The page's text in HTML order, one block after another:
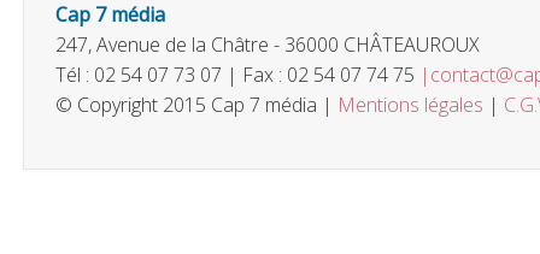
Cap 7 média
247, Avenue de la Châtre - 36000 CHÂTEAUROUX
Tél : 02 54 07 73 07 | Fax : 02 54 07 74 75
© Copyright 2015 Cap 7 média | Mentions légales |